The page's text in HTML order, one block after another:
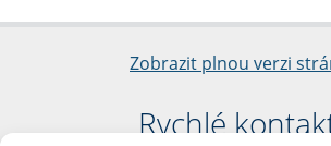
Zobrazit plnou verzi
Rychlé